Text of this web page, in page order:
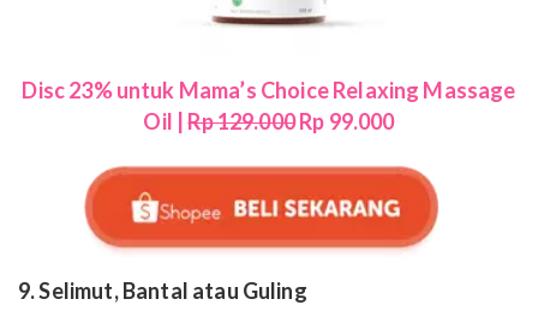
Disc 23% untuk Mama’s Choice Relaxing Massage
Oil |Rp 129.000Rp 99.000
9. Selimut, Bantal atau Guling